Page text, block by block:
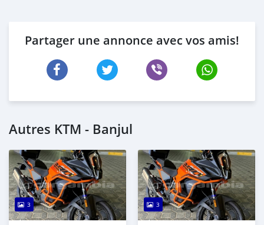
Partager une annonce avec vos amis!
Autres KTM - Banjul
3 3